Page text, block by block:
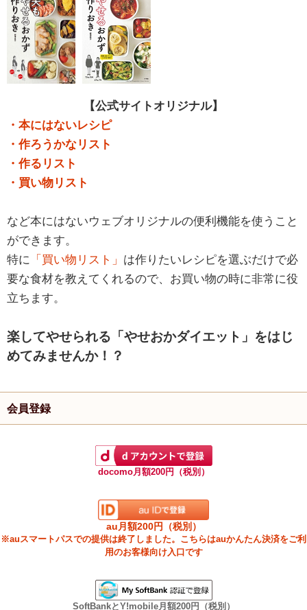
【公式サイトオリジナル】
・本にはないレシピ
・作ろうかなリスト
・作るリスト
・買い物リスト
など本にはないウェブオリジナルの便利機能を使うこと
ができます。
特に 「買い物リスト」 は作りたいレシピを選ぶだけで必
要な食材を教えてくれるので、お買い物の時に非常に役
立ちます。
楽してやせられる「やせおかダイエット」をはじ
めてみませんか！？
会員登録
docomo月額200円（税別）
au月額200円（税別）
※auスマートパスでの提供は終了しました。こちらはauかんたん決済をご利
用のお客様向け入口です
SoftBankとY!mobile月額200円（税別）